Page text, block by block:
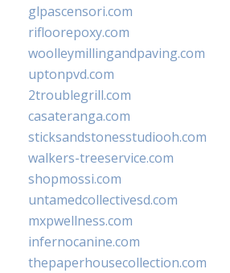
glpascensori.com
rifloorepoxy.com
woolleymillingandpaving.com
uptonpvd.com
2troublegrill.com
casateranga.com
sticksandstonesstudiooh.com
walkers-treeservice.com
shopmossi.com
untamedcollectivesd.com
mxpwellness.com
infernocanine.com
thepaperhousecollection.com